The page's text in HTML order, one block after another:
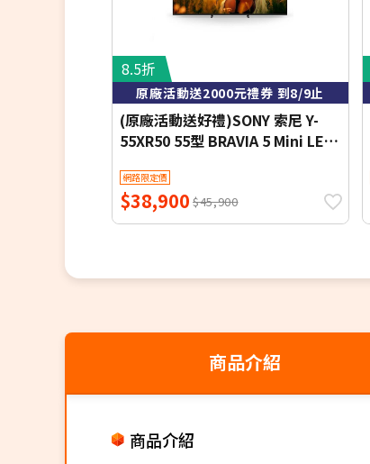
8.5折
原廠活動送2000元禮券 到8/9止
(原廠活動送好禮)SONY 索尼 Y-
55XR50 55型 BRAVIA 5 Mini LED
網路限定價
$38,900 $45,900
商品介紹
商品介紹